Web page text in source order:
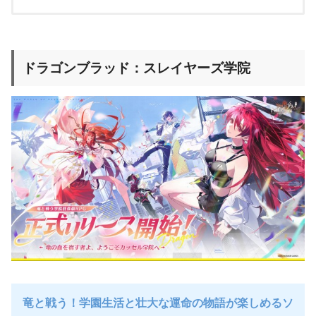
ドラゴンブラッド：スレイヤーズ学院
竜と戦う！学園生活と壮大な運命の物語が楽しめるソ